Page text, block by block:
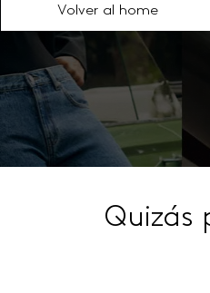
Volver al home
Quizás